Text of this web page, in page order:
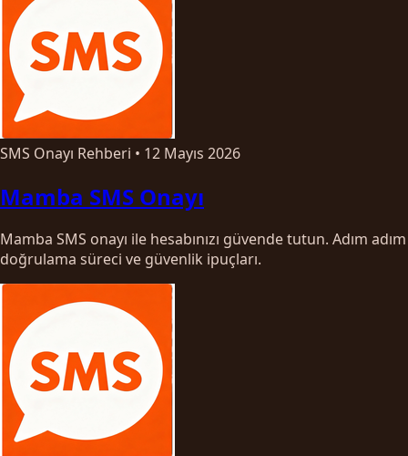
SMS Onayı Rehberi • 12 Mayıs 2026
Mamba SMS Onayı
Mamba SMS onayı ile hesabınızı güvende tutun. Adım adım
doğrulama süreci ve güvenlik ipuçları.